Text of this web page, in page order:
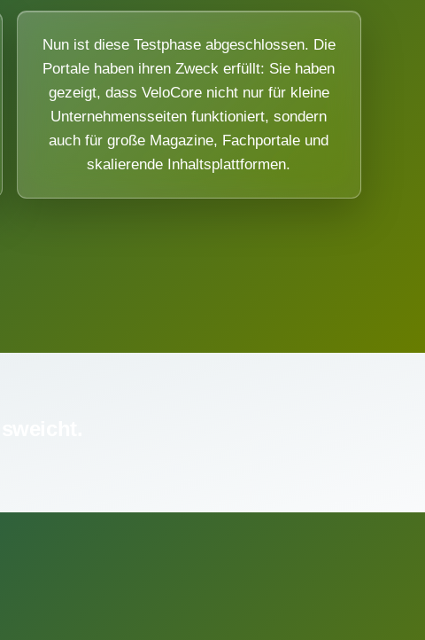
Nun ist diese Testphase abgeschlossen. Die
Portale haben ihren Zweck erfüllt: Sie haben
gezeigt, dass VeloCore nicht nur für kleine
Unternehmensseiten funktioniert, sondern
auch für große Magazine, Fachportale und
skalierende Inhaltsplattformen.